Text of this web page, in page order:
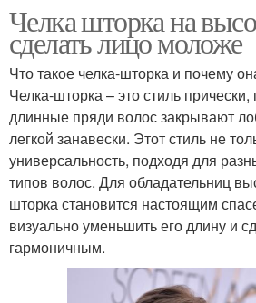
Челка шторка на
сделать лицо моложе
Что такое челка-шторка и почему
Челка-шторка – это стиль
длинные пряди волос закрывают
легкой занавески. Этот стиль не
универсальность, подходя для
типов волос. Для обладательниц
шторка становится настоящим
визуально уменьшить его длину и
гармоничным.